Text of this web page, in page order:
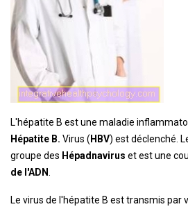
L'hépatite B est une maladie
Hépatite B. Virus ( HBV) est déclenché.
groupe des Hépadnavirus et est une
de l'ADN
Le virus de l'hépatite B est transmis par